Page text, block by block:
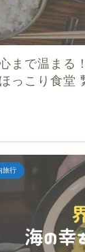
心まで温まる
ほっこり食堂
旅行